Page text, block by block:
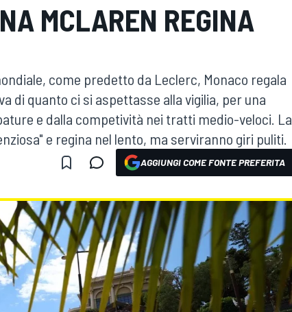
MCLAREN REGINA
come predetto da Leclerc, Monaco regala
di quanto ci si aspettasse alla vigilia, per una
e dalla competività nei tratti medio-veloci. La
e regina nel lento, ma serviranno giri puliti.
AGGIUNGI COME FONTE PREFERITA